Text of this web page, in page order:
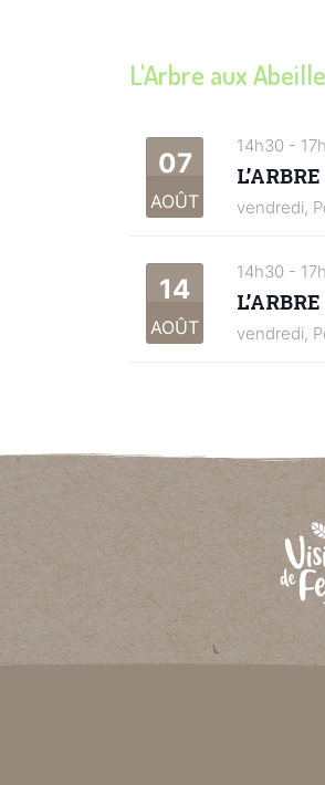
L'Arbre aux
07
AOÛT
14h30 -
vendredi,
14
AOÛT
14h30 -
vendredi,